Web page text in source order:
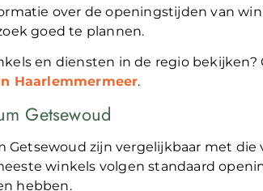
over de openingstijden van
goed te plannen.
en diensten in de regio bekijken?
Haarlemmermeer.
Getsewoud
zijn vergelijkbaar met die
winkels volgen standaard
hebben.